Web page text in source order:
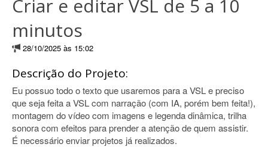
Criar e editar VSL de 5 a 10
minutos
28/10/2025 às 15:02
Descrição do Projeto:
Eu possuo todo o texto que usaremos para a VSL e preciso
que seja feita a VSL com narração (com IA, porém bem feita!),
montagem do vídeo com imagens e legenda dinâmica, trilha
sonora com efeitos para prender a atenção de quem assistir.
É necessário enviar projetos já realizados.